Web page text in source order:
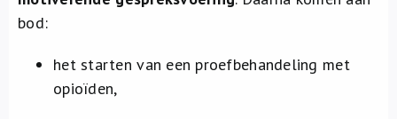
bod:
het starten van een proefbehandeling met
opioïden,